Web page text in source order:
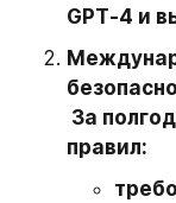
GPT‑4 и
правил: